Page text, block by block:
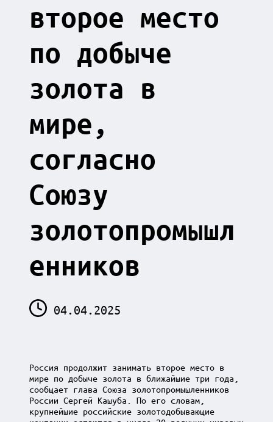
второе место
по добыче
золота в
мире,
согласно
Союзу
золотопромышл
енников
04.04.2025
Россия продолжит занимать второе место в
мире по добыче золота в ближайшие три года,
сообщает глава Союза золотопромышленников
России Сергей Кашуба. По его словам,
крупнейшие российские золотодобывающие